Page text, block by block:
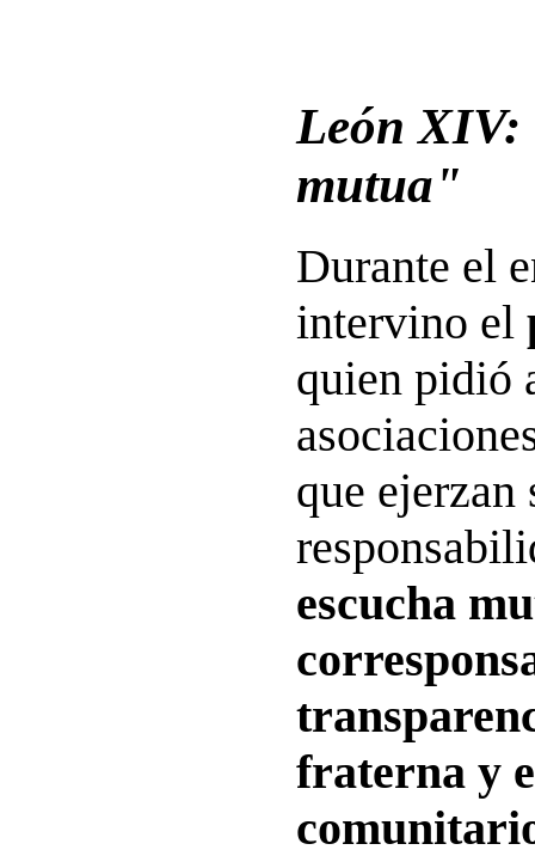
León XIV:
mutua"
Durante el
intervino el
quien pidió
que ejerzan
escucha
fraterna y